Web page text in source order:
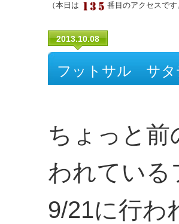
（本日は 番目のアクセスで
2013.10.08
フットサル サタ
ちょっと前
われている
9/21に行わ